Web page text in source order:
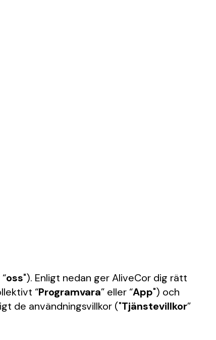
oss"). Enligt nedan ger AliveCor dig rätt
“Programvara” eller “App") och
de användningsvillkor ("Tjänstevillkor”